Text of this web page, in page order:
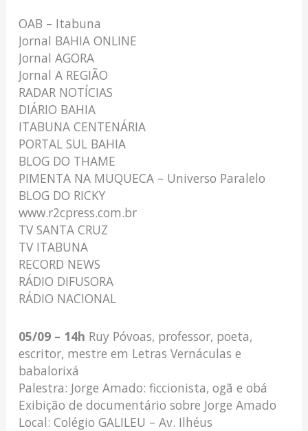
OAB – Itabuna
Jornal BAHIA ONLINE
Jornal AGORA
Jornal A REGIÃO
RADAR NOTÍCIAS
DIÁRIO BAHIA
ITABUNA CENTENÁRIA
PORTAL SUL BAHIA
BLOG DO THAME
PIMENTA NA MUQUECA – Universo Paralelo
BLOG DO RICKY
www.r2cpress.com.br
TV SANTA CRUZ
TV ITABUNA
RECORD NEWS
RÁDIO DIFUSORA
RÁDIO NACIONAL
05/09 – 14h Ruy Póvoas, professor, poeta,
escritor, mestre em Letras Vernáculas e
babalorixá
Palestra: Jorge Amado: ficcionista, ogã e obá
Exibição de documentário sobre Jorge Amado
Local: Colégio GALILEU – Av. Ilhéus
HOMENAGEM
AO
CENTENÁRIO
DE
JORGE
AMADO